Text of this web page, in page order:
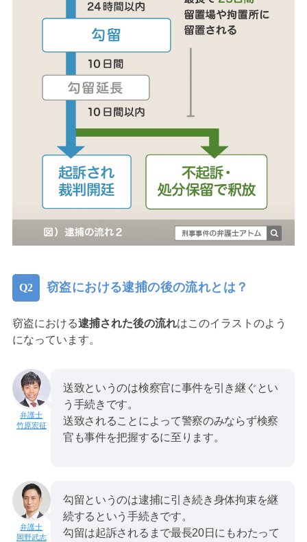
窃盗における逮捕の後の流れとは？
窃盗における逮捕された後の流れはこのイラストのよう
になっています。
竹原宏征
送致というのは検察官に事件を引き継ぐとい
う手続きです。
送致されることによって警察のみならず検察
官も事件を把握するに至ります。
岡野武志
勾留というのは逮捕に引き続き身体拘束を継
続するという手続きです。
勾留は起訴されるまで最長20日にもわたって